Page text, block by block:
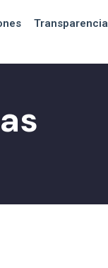
Transparencia